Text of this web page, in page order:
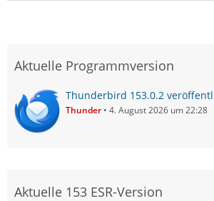
Aktuelle Programmversion
Thunderbird 153.0.2
Thunder 4. August 2026 um 22:28
Aktuelle 153 ESR-Version